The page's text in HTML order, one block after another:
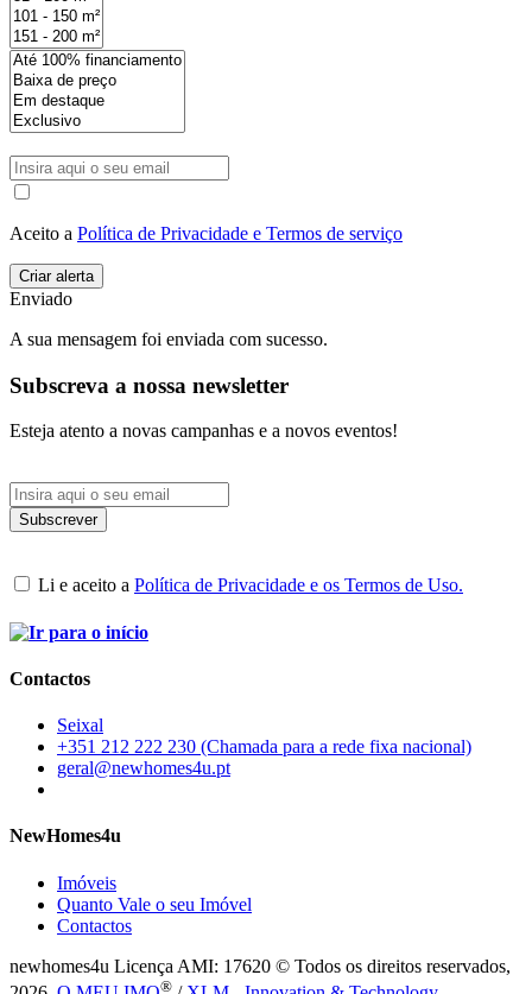
Aceito a Política de Privacidade e Termos de serviço
Enviado
A sua mensagem foi enviada com sucesso.
Subscreva a nossa newsletter
Esteja atento a novas campanhas e a novos eventos!
Li e aceito a Política de Privacidade e os Termos de Uso.
Contactos
Seixal
+351 212 222 230 (Chamada para a rede fixa nacional)
geral@newhomes4u.pt
NewHomes4u
Imóveis
Quanto Vale o seu Imóvel
Contactos
newhomes4u Licença AMI: 17620 © Todos os direitos reservados,
®